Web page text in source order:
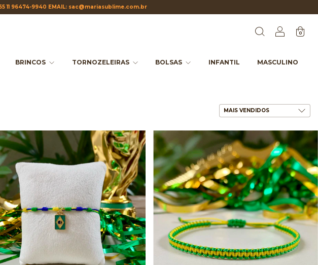
11 96474-9940 EMAIL: sac@mariasublime.com.br
0
BRINCOS TORNOZELEIRAS BOLSAS INFANTIL
MASCULINO